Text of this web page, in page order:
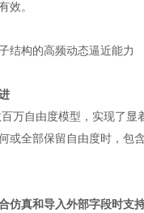
效。
结构的高频动态逼近能力
万自由度模型，实现了显
或全部保留自由度时，包
仿真和导入外部字段时支